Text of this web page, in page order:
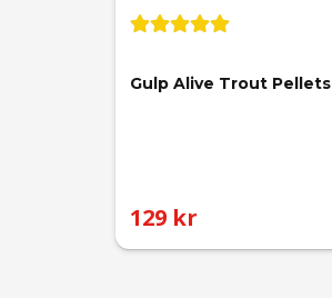
Gulp Alive Trout Pellets
129 kr